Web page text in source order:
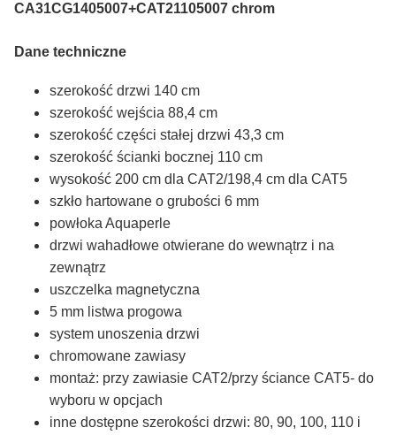
CA31CG1405007+CAT21105007 chrom
Dane techniczne
szerokość drzwi 140 cm
szerokość wejścia 88,4 cm
szerokość części stałej drzwi 43,3 cm
szerokość ścianki bocznej 110 cm
wysokość 200 cm dla CAT2/198,4 cm dla CAT5
szkło hartowane o grubości 6 mm
powłoka Aquaperle
drzwi wahadłowe otwierane do wewnątrz i na
zewnątrz
uszczelka magnetyczna
5 mm listwa progowa
system unoszenia drzwi
chromowane zawiasy
montaż: przy zawiasie CAT2/przy ściance CAT5- do
wyboru w opcjach
inne dostępne szerokości drzwi: 80, 90, 100, 110 i